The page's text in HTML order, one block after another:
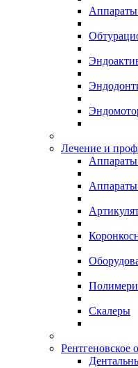
Аппараты
Лечение и
Аппараты
Скалеры
Рентгеновское